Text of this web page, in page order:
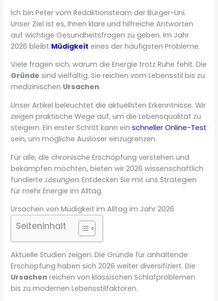
Ich bin Peter vom Redaktionsteam der Bürger-Uni.
Unser Ziel ist es, Ihnen klare und hilfreiche Antworten
auf wichtige Gesundheitsfragen zu geben. Im Jahr
2026 bleibt Müdigkeit eines der häufigsten Probleme.
Viele fragen sich, warum die Energie trotz Ruhe fehlt. Die
Gründe sind vielfältig. Sie reichen vom Lebensstil bis zu
medizinischen Ursachen.
Unser Artikel beleuchtet die aktuellsten Erkenntnisse. Wir
zeigen praktische Wege auf, um die Lebensqualität zu
steigern. Ein erster Schritt kann einschneller Online-Test
sein, um mögliche Auslöser einzugrenzen.
Für alle, die chronische Erschöpfung verstehen und
bekämpfen möchten, bieten wir 2026 wissenschaftlich
fundierte Lösungen. Entdecken Sie mit uns Strategien
für mehr Energie im Alltag.
Ursachen von Müdigkeit im Alltag im Jahr 2026
Seiteninhalt
Aktuelle Studien zeigen: Die Gründe für anhaltende
Erschöpfung haben sich 2026 weiter diversifiziert. Die
Ursachen reichen von klassischen Schlafproblemen
bis zu modernen Lebensstilfaktoren.